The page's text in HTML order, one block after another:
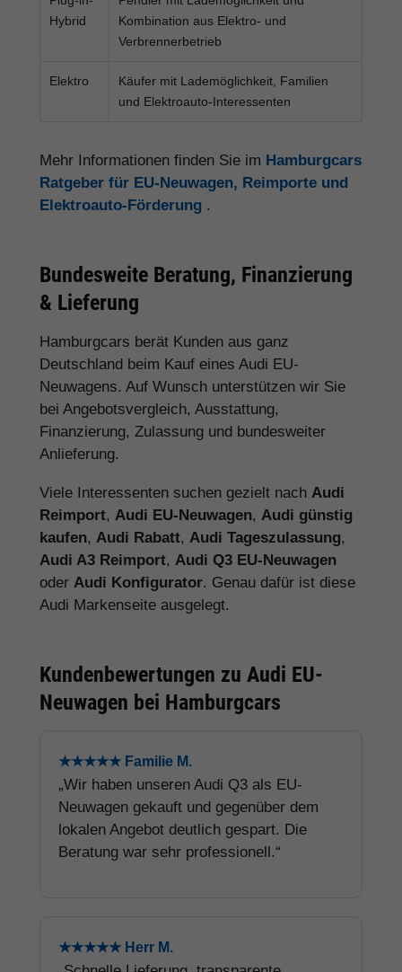
Hybrid
Kombination aus Elektro- und
Verbrennerbetrieb
Elektro
Käufer mit Lademöglichkeit, Familien
und Elektroauto-Interessenten
Mehr Informationen finden Sie im Hamburgcars
Ratgeber für EU-Neuwagen, Reimporte und
Elektroauto-Förderung .
Bundesweite Beratung, Finanzierung
& Lieferung
Hamburgcars berät Kunden aus ganz
Deutschland beim Kauf eines Audi EU-
Neuwagens. Auf Wunsch unterstützen wir Sie
bei Angebotsvergleich, Ausstattung,
Finanzierung, Zulassung und bundesweiter
Anlieferung.
Viele Interessenten suchen gezielt nach Audi
Reimport, Audi EU-Neuwagen, Audi günstig
kaufen, Audi Rabatt, Audi Tageszulassung,
Audi A3 Reimport, Audi Q3 EU-Neuwagen
oder Audi Konfigurator. Genau dafür ist diese
Audi Markenseite ausgelegt.
Kundenbewertungen zu Audi EU-
Neuwagen bei Hamburgcars
★★★★★ Familie M.
„Wir haben unseren Audi Q3 als EU-
Neuwagen gekauft und gegenüber dem
lokalen Angebot deutlich gespart. Die
Beratung war sehr professionell.“
★★★★★ Herr M.